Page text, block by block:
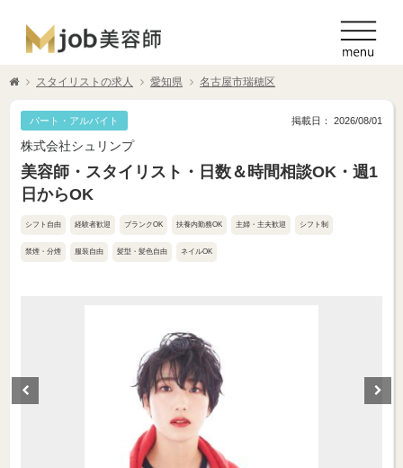
スタイリストの求人 愛知県 名古屋市瑞穂区
パート・アルバイト 掲載日： 2026/08/01
株式会社シュリンプ
美容師・スタイリスト・日数＆時間相談OK・週1
日からOK
シフト自由 経験者歓迎 ブランクOK 扶養内勤務OK 主婦・主夫歓迎 シフト制
禁煙・分煙 服装自由 髪型・髪色自由 ネイルOK